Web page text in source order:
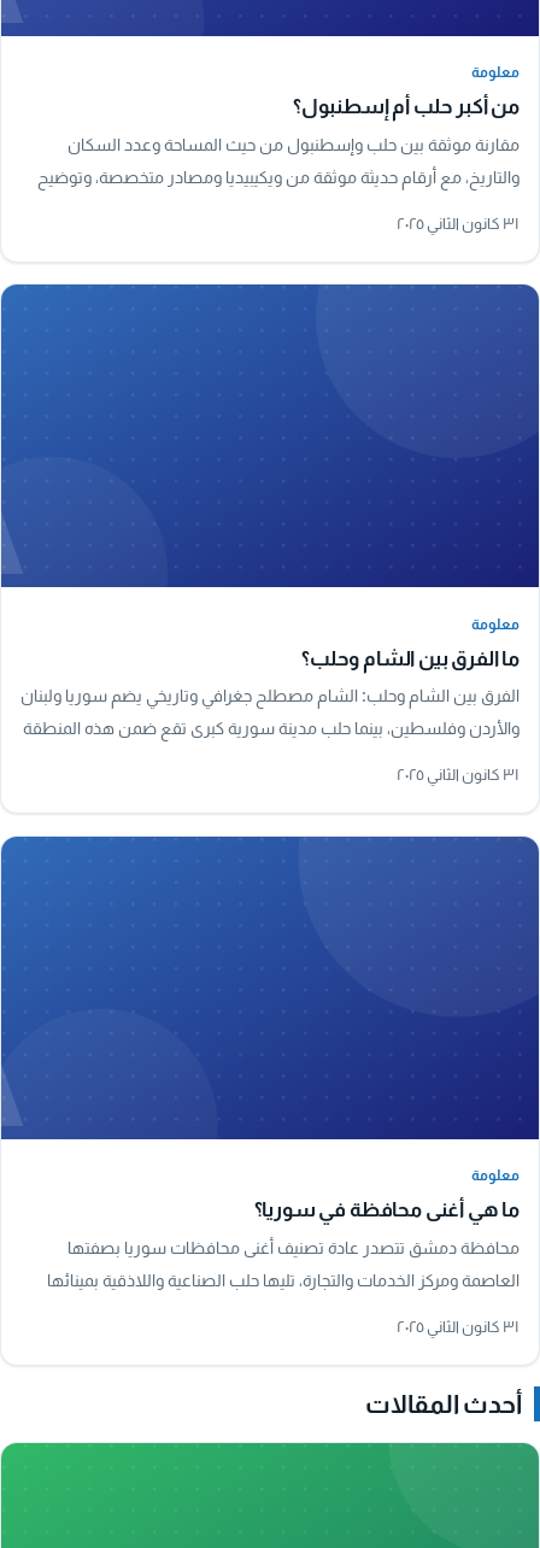
معلومة
من أكبر حلب أم إسطنبول؟
مقارنة موثقة بين حلب وإسطنبول من حيث المساحة وعدد السكان
والتاريخ، مع أرقام حديثة موثقة من ويكيبيديا ومصادر متخصصة، وتوضيح
٣١ كانون الثاني ٢٠٢٥
معلومة
ما الفرق بين الشام وحلب؟
الفرق بين الشام وحلب: الشام مصطلح جغرافي وتاريخي يضم سوريا ولبنان
والأردن وفلسطين، بينما حلب مدينة سورية كبرى تقع ضمن هذه المنطقة
٣١ كانون الثاني ٢٠٢٥
معلومة
ما هي أغنى محافظة في سوريا؟
محافظة دمشق تتصدر عادة تصنيف أغنى محافظات سوريا بصفتها
العاصمة ومركز الخدمات والتجارة، تليها حلب الصناعية واللاذقية بمينائها
٣١ كانون الثاني ٢٠٢٥
أحدث المقالات